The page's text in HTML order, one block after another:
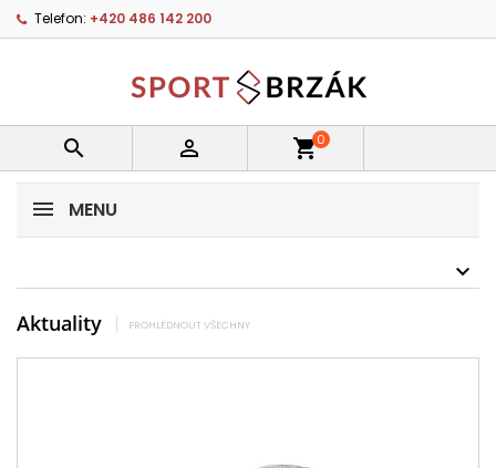
Telefon: +420 486 142 200
  shopping_cart0
MENU
Aktuality PROHLÉDNOUT VŠECHNY